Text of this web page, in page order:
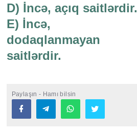
D) İncə, açıq saitlərdir.
E) İncə,
dodaqlanmayan
saitlərdir.
Paylaşın - Hamı bilsin